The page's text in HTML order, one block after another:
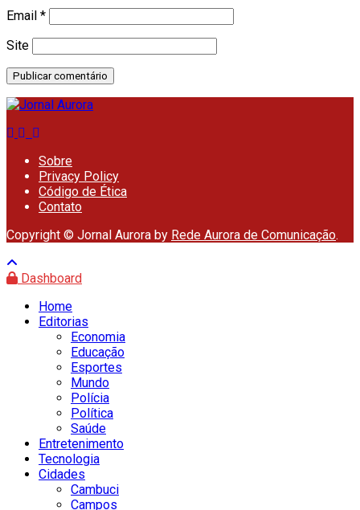
Email *
Site
Sobre
Privacy Policy
Código de Ética
Contato
Copyright © Jornal Aurora by Rede Aurora de Comunicação.
Dashboard
Home
Editorias
Economia
Educação
Esportes
Mundo
Polícia
Política
Saúde
Entretenimento
Tecnologia
Cidades
Cambuci
Campos